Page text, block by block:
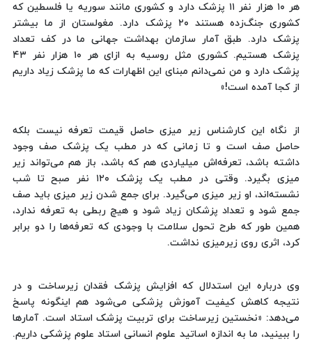
هر ۱۰ هزار نفر ۱۱ پزشک دارد و کشوری مانند سوریه یا فلسطین که
کشوری جنگ‌زده هستند ۲۰ پزشک دارد. مغولستان از ما بیشتر
پزشک دارد. طبق آمار سازمان بهداشت جهانی ما در کف تعداد
پزشک هستیم. کشوری مثل روسیه به ازای هر ۱۰ هزار نفر ۴۳
پزشک دارد و من نمی‌دانم مبنای این اظهارات که ما پزشک زیاد داریم
از کجا آمده است!»
از نگاه این کارشناس زیر میزی حاصل قیمت تعرفه نیست بلکه
حاصل صف است و تا زمانی که در مطب یک پزشک صف وجود
داشته باشد، تعرفه‌اش میلیاردی هم که باشد، باز هم می‌تواند زیر
میزی بگیرد. وقتی در مطب یک پزشک ۱۲۰ نفر صبح تا شب
نشسته‌اند، او زیر میزی می‌گیرد. برای جمع شدن زیر میزی باید صف
جمع شود و تعداد پزشکان زیاد شود و هیچ ربطی به تعرفه ندارد،
همین طور که طرح تحول سلامت با وجودی که تعرفه‌ها را دو برابر
کرد، اثری روی زیرمیزی نداشت.
وی درباره این استدلال که افزایش پزشک فقدان زیرساخت و در
نتیجه کاهش کیفیت آموزش پزشکی می‌شود هم اینگونه پاسخ
می‌دهد: «نخستین زیرساخت برای تربیت پزشک استاد است. آمار‌ها
را ببینید، ما به اندازه اساتید علوم انسانی استاد علوم پزشکی داریم.